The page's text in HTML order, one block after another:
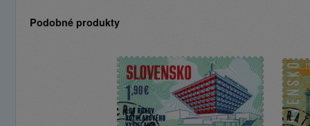
Podobné produkty